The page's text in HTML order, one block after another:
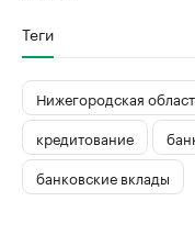
Теги
Нижегородская
кредитование
банковские вклады